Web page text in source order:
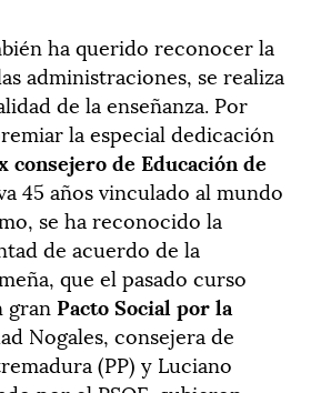
ha querido reconocer la
administraciones, se realiza
de la enseñanza. Por
la especial dedicación
consejero de Educación de
45 años vinculado al mundo
se ha reconocido la
de acuerdo de la
que el pasado curso
Pacto Social por la
Nogales, consejera de
(PP) y Luciano